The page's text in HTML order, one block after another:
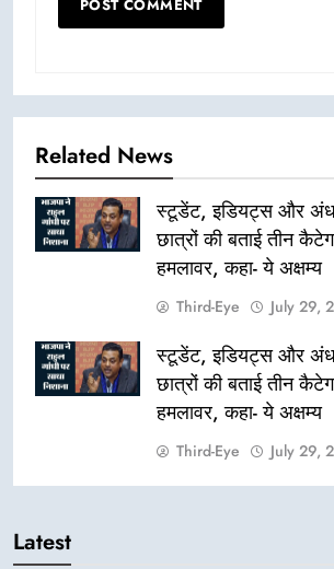
Related News
स्टूडेंट, इडियट्स और
छात्रों की बताई तीन
हमलावर, कहा- ये अक्षम्य
Third-Eye July 29,
स्टूडेंट, इडियट्स और
छात्रों की बताई तीन
हमलावर, कहा- ये अक्षम्य
Third-Eye July 29,
Latest